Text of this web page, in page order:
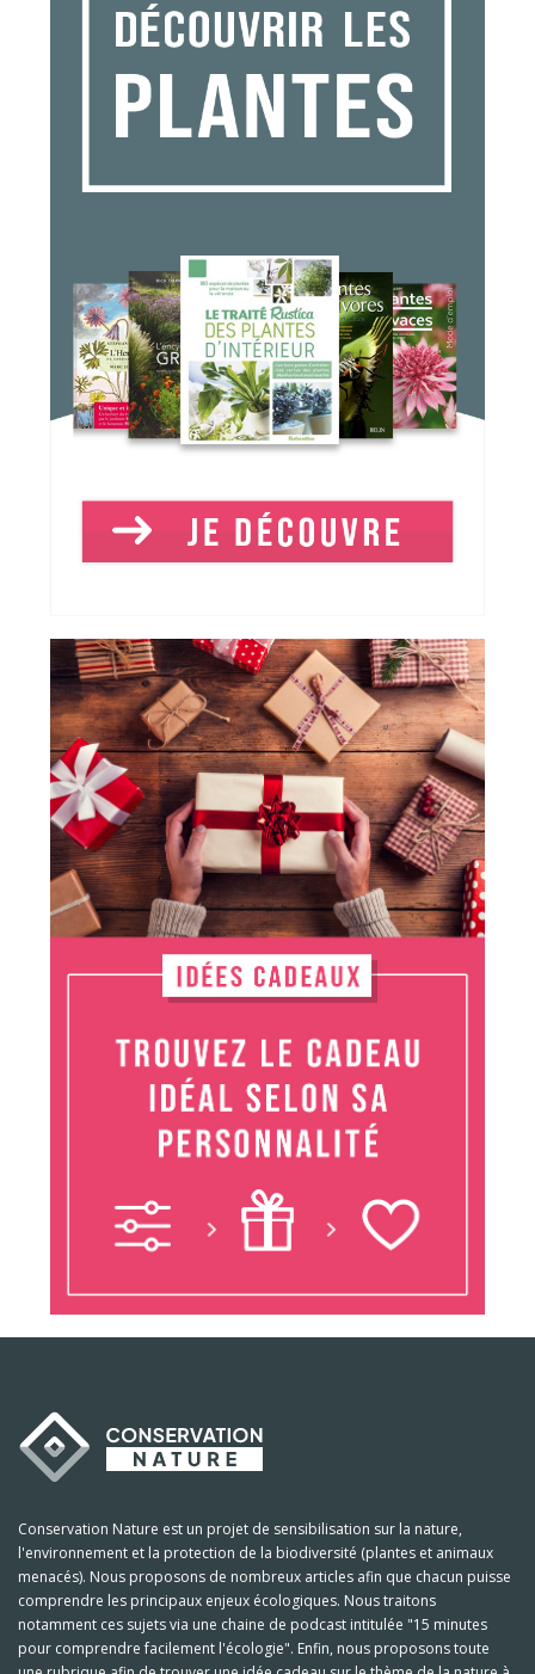
Conservation Nature est un projet de sensibilisation sur la nature,
l'environnement et la protection de la biodiversité (plantes et animaux
menacés). Nous proposons de nombreux articles afin que chacun puisse
comprendre les principaux enjeux écologiques. Nous traitons
notamment ces sujets via une chaine de podcast intitulée "15 minutes
pour comprendre facilement l'écologie". Enfin, nous proposons toute